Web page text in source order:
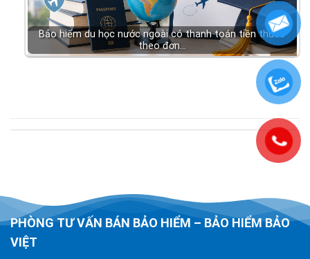
Bảo hiểm du học nước ngoài có thanh toán tiền thuốc
theo đơn…
PHÒNG TƯ VẤN BÁN BẢO HIỂM – BẢO HIỂM BẢO
VIỆT